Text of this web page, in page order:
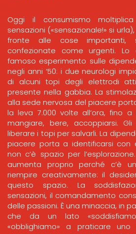
Oggi il consumismo
sensazioni («sensazionale!» si
fronte alle cose importanti,
confezionate come urgenti.
famoso esperimento sulle
negli anni ‘50: i due neurologi
di alcuni topi degli elettrodi
presente nella gabbia. La
alla sede nervosa del piacere
la leva 7.000 volte all’ora, fino a
mangiare, bere, accoppiarsi.
liberare i topi per salvarli. La
piacere porta a identificarsi con
non c’è spazio per
aumenta proprio perché c’è
riempire creativamente: il
questo spazio. La
sensazioni, il comandamento
delle passioni. È una minaccia, in
che da un lato
«obblighiamo» a praticare